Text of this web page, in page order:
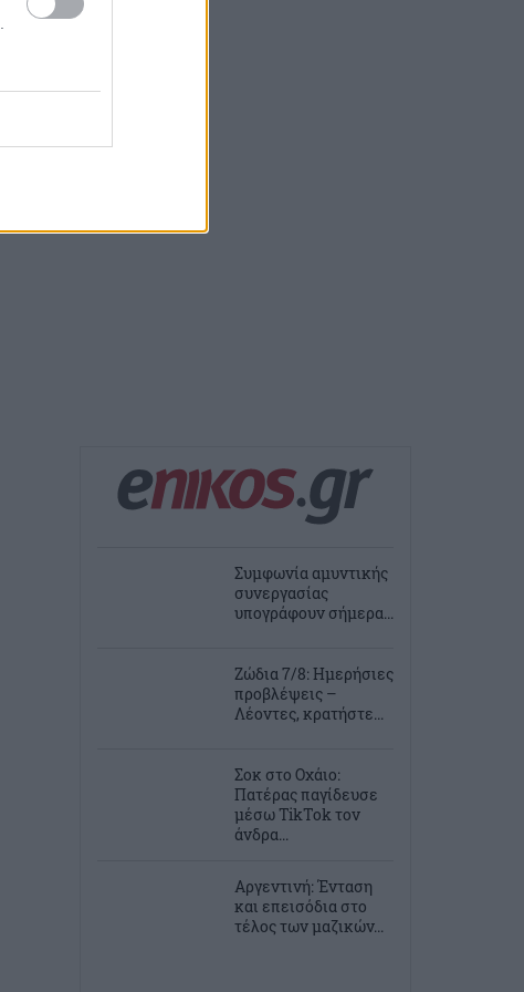
Συμφωνία αμυντικής
συνεργασίας
υπογράφουν σήμερα...
Ζώδια 7/8: Ημερήσιες
προβλέψεις –
Λέοντες, κρατήστε...
Σοκ στο Οχάιο:
Πατέρας παγίδευσε
μέσω TikTok τον
άνδρα...
Αργεντινή: Ένταση
και επεισόδια στο
τέλος των μαζικών...